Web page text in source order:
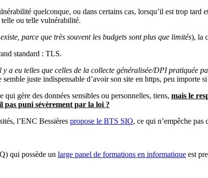
quelconque, ou dans certains cas, lorsqu’il est trop
telle ou telle vulnérabilité.
parce que très souvent les budgets sont plus que limités), la
standard : TLS.
y a eu telles que celles de la collecte généralisée/DPI pratiquée
semble juste indispensable d’avoir son site en https, peu importe
qui gère des données sensibles ou personnelles, tiens, mais le
pas puni sévèrement par la loi ?
l’ENC Bessières propose le BTS SIO, ce qui n’empêche
qui possède un large panel de formations en informatique est